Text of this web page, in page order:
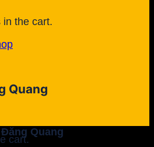
in the cart.
cart.
Quang
Quang